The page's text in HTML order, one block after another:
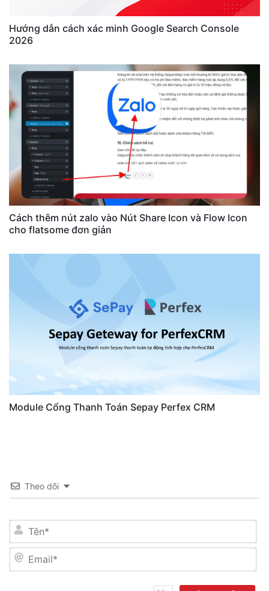
Hướng dẫn cách xác minh Google Search Console
2026
Cách thêm nút zalo vào Nút Share Icon và Flow Icon
cho flatsome đơn giản
Module Cổng Thanh Toán Sepay Perfex CRM
Theo dõi
Tên*